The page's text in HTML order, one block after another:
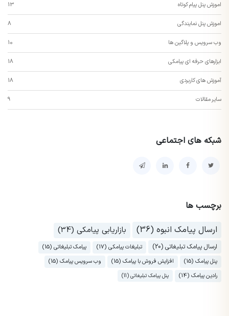
اموزش پنل پیام کوتاه 13
اموزش پنل نمایندگی 8
وب سرویس و پلاگین ها 10
ابزارهای حرفه ای پیامکی 18
آموزش های کاربردی 18
سایر مقالات 9
شبکه های اجتماعی
برچسب ها
ارسال پیامک انبوه (36)
بازاریابی پیامکی (34)
ارسال پیامک تبلیغاتی (20) تبلیغات پیامکی (17)
پیامک تبلیغاتی (15)
پنل پیامک (15)
افزایش فروش با پیامک (15)
وب سرویس پیامک (15)
رادین پیامک (14)
پنل پیامک تبلیغاتی (11)